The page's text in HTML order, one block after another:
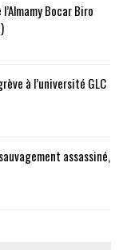
Bocar Biro
à l’université GLC
assassiné,